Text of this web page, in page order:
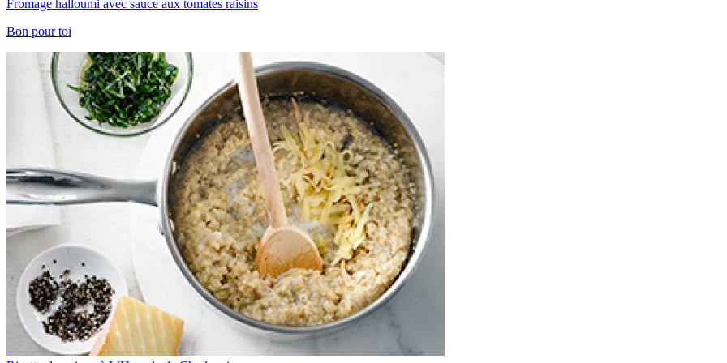
Fromage halloumi avec sauce aux tomates raisins
Bon pour toi